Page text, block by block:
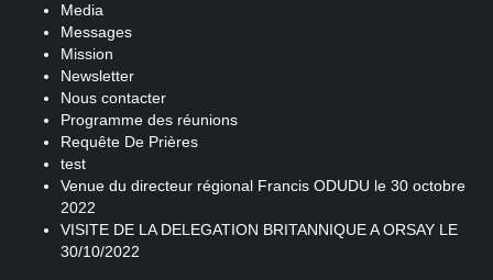
Media
Messages
Mission
Newsletter
Nous contacter
Programme des réunions
Requête De Prières
test
Venue du directeur régional Francis ODUDU le 30 octobre
2022
VISITE DE LA DELEGATION BRITANNIQUE A ORSAY LE
30/10/2022